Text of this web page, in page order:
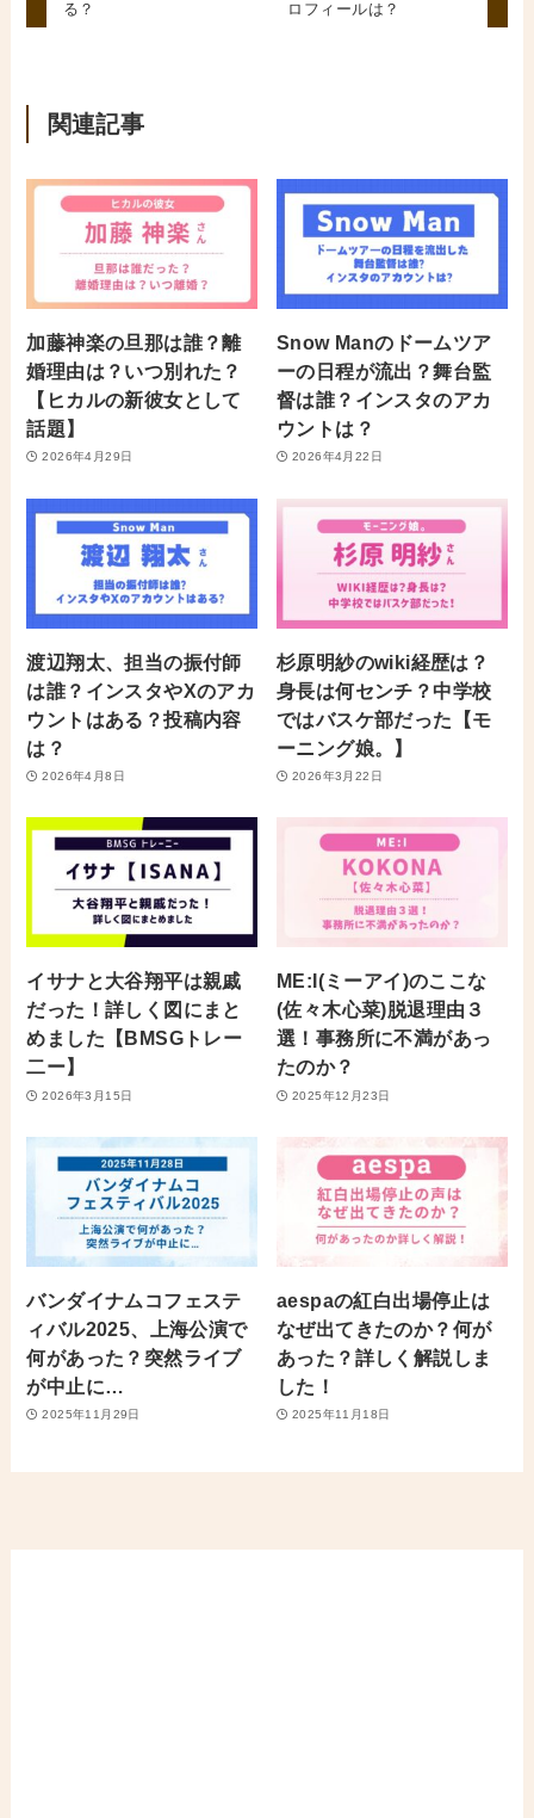
る？
ロフィールは？
関連記事
加藤神楽の旦那は誰？離
婚理由は？いつ別れた？
【ヒカルの新彼女として
話題】
2026年4月29日
Snow Manのドームツア
ーの日程が流出？舞台監
督は誰？インスタのアカ
ウントは？
2026年4月22日
渡辺翔太、担当の振付師
は誰？インスタやXのアカ
ウントはある？投稿内容
は？
2026年4月8日
杉原明紗のwiki経歴は？
身長は何センチ？中学校
ではバスケ部だった【モ
ーニング娘。】
2026年3月22日
イサナと大谷翔平は親戚
だった！詳しく図にまと
めました【BMSGトレー
二ー】
2026年3月15日
ME:I(ミーアイ)のここな
(佐々木心菜)脱退理由３
選！事務所に不満があっ
たのか？
2025年12月23日
バンダイナムコフェステ
ィバル2025、上海公演で
何があった？突然ライブ
が中止に…
2025年11月29日
aespaの紅白出場停止は
なぜ出てきたのか？何が
あった？詳しく解説しま
した！
2025年11月18日